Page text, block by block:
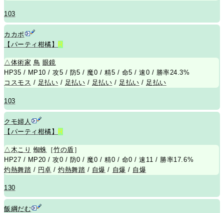
103
カカポ
【パーティ柑橘】
R
△体術家 鳥 眼鏡
HP35 / MP10 / 攻5 / 防5 / 魔0 / 精5 / 命5 / 速0 / 勝率24.3%
コスモス / 足払い / 足払い / 足払い / 足払い / 足払い
103
クモ婦人
【パーティ柑橘】
R
△木こり 蜘蛛 ［竹の盾 ］
HP27 / MP20 / 攻0 / 防0 / 魔0 / 精0 / 命0 / 速11 / 勝率17.6%
灼熱舞踏 / 円卓 /灼熱舞踏 / 自爆 / 自爆 / 自爆
130
飯綱だむ